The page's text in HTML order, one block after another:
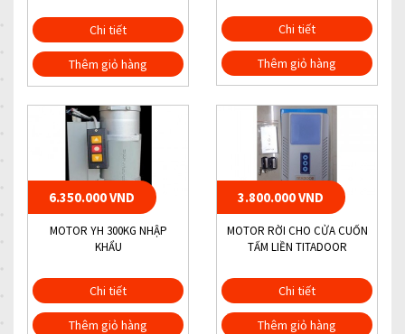
Chi tiết
Thêm giỏ hàng
Chi tiết
Thêm giỏ hàng
6.350.000 VND
MOTOR YH 300KG NHẬP
KHẨU
Chi tiết
Thêm giỏ hàng
3.800.000 VND
MOTOR RỜI CHO CỬA CUỐN
TẤM LIỀN TITADOOR
Chi tiết
Thêm giỏ hàng